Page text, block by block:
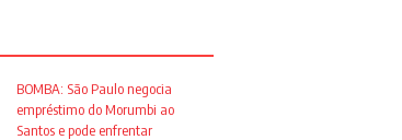
BOMBA: São Paulo negocia
empréstimo do Morumbi ao
Santos e pode enfrentar